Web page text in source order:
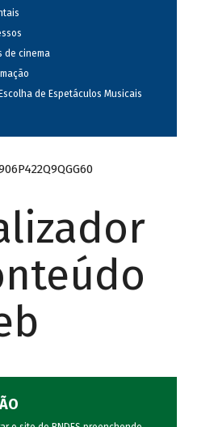
de cinema
de Espetáculos Musicais